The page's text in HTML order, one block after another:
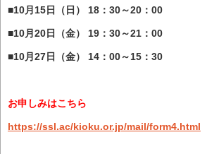
■10月15日（日） 18：30～20：00
■10月20日（金） 19：30～21：00
■10月27日（金） 14：00～15：30
お申しみはこちら
https://ssl.ac/kioku.or.jp/mail/form4.html